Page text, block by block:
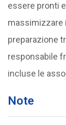
essere pronti
massimizzare
preparazione
responsabile
incluse le
Note